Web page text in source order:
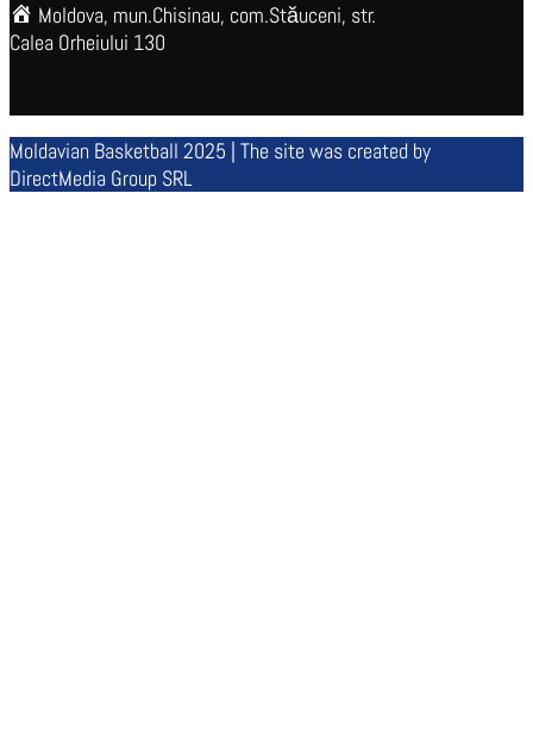
Moldova, mun.Chisinau, com.Stăuceni, str.
Calea Orheiului 130
Moldavian Basketball 2025 | The site was created by
DirectMedia Group SRL